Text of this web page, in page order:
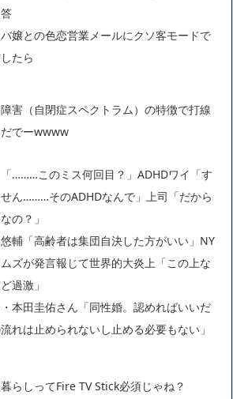
嬢との色恋営業メールにクソ客モードで
たら
害（自閉症スペクトラム）の特徴で打線
でーwwww
「………このミス何回目？」ADHDワイ「す
ん………そのADHDなんで」上司「だから
の？」
輔「高齢者は集団自決した方がいい」NY
ズが発言報じて世界的大炎上「この上な
過激」
本田圭佑さん「同性婚。認めればいいだ
れは止められないし止める必要もない」
らしってFire TV Stick必須じゃね？